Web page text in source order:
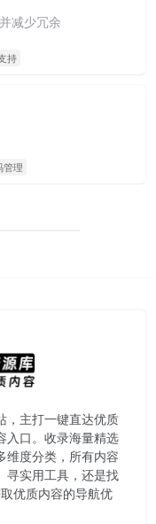
减少冗余
持
管理
，主打一键直达优质
入口。​收录海量精选
维度分类，所有内容
寻实用工具，还是找
优质内容的导航优